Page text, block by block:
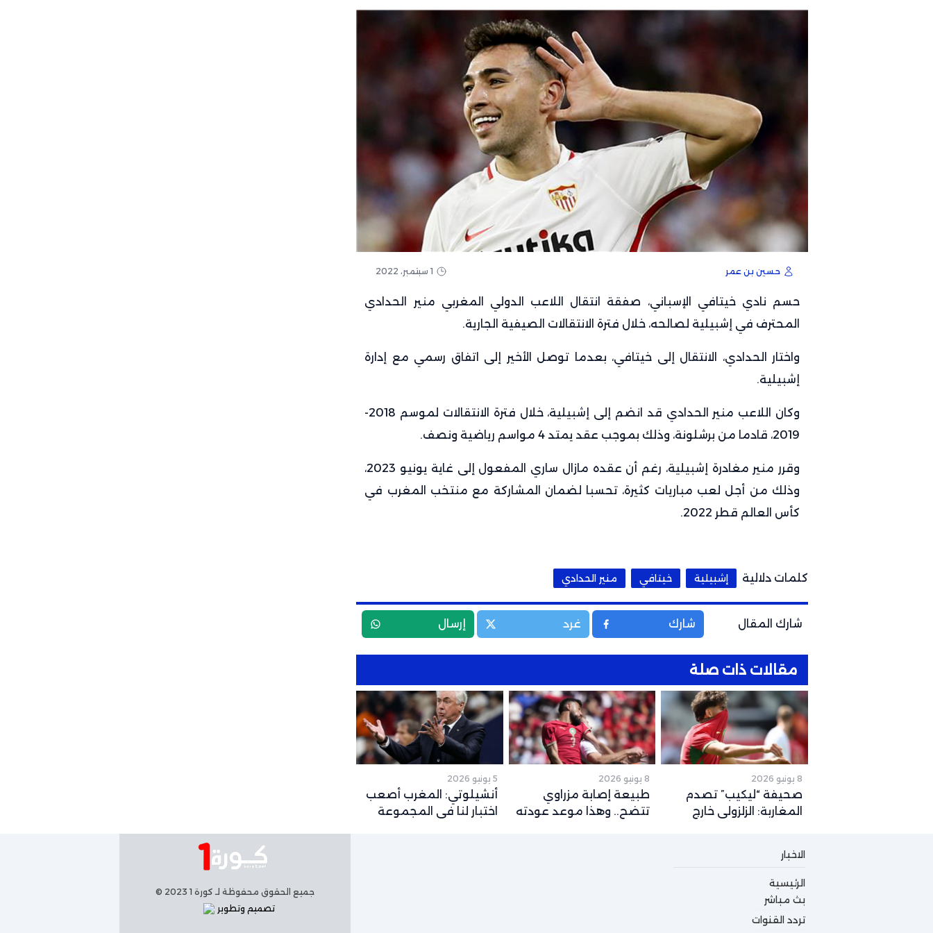
حسين بن عمر 1 سبتمبر، 2022
حسم نادي خيتافي الإسباني، صفقة انتقال اللاعب الدولي المغربي منير الحدادي
المحترف في إشبيلية لصالحه، خلال فترة الانتقالات الصيفية الجارية.
واختار الحدادي، الانتقال إلى خيتافي، بعدما توصل الأخير إلى اتفاق رسمي مع إدارة
إشبيلية.
وكان اللاعب منير الحدادي قد انضم إلى إشبيلية، خلال فترة الانتقالات لموسم 2018-
2019، قادما من برشلونة، وذلك بموجب عقد يمتد 4 مواسم رياضية ونصف.
وقرر منير مغادرة إشبيلية، رغم أن عقده مازال ساري المفعول إلى غاية يونيو 2023،
وذلك من أجل لعب مباريات كثيرة، تحسبا لضمان المشاركة مع منتخب المغرب في
كأس العالم قطر 2022.
كلمات دلالية إشبيلية خيتافي منير الحدادي
شارك المقال شارك غرد إرسال
مقالات ذات صلة
8 يونيو 2026
صحيفة “ليكيب” تصدم
المغاربة: الزلزولي خارج
8 يونيو 2026
طبيعة إصابة مزراوي
تتضح.. وهذا موعد عودته
5 يونيو 2026
أنشيلوتي: المغرب أصعب
اختبار لنا في المجموعة
الاخبار
الرئيسية
بث مباشر
تردد القنوات
جميع الحقوق محفوظة لـ كورة 1 2023 ©
تصميم وتطوير